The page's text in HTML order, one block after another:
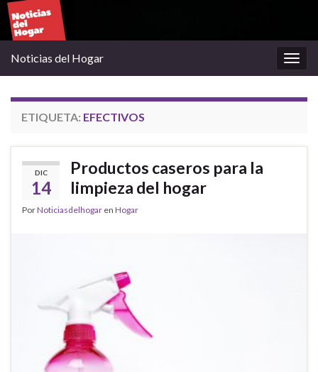
la
Noticias del Hogar
ETIQUETA: EFECTIVOS
DIC
14
Productos caseros para la
limpieza del hogar
PorNoticiasdelhogar en Hogar